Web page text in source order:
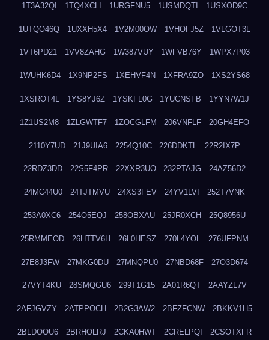
1T3A32QI 1TQ4XCLI 1URGFNU5 1USMDQTI 1USXOD9C
1UTQO46Q 1UXXH5X4 1V2M00OW 1VHOFJ5Z 1VLGOT3L
1VT6PD21 1VV8ZAHG 1W387VUY 1WFVB76Y 1WPX7P03
1WUHK6D4 1X9NP2FS 1XEHVF4N 1XFRA9ZO 1XS2YS68
1XSROT4L 1YS8YJ6Z 1YSKFL0G 1YUCNSFB 1YYN7W1J
1Z1US2M8 1ZLGWTF7 1ZOCGLFM 206VNFLF 20GH4EFO
2110Y7UD 21J9UIA6 2254Q10C 226DDKTL 22R2IX7P
22RDZ3DD 22S5F4PR 22XXR3UO 232PTAJG 24AZ56D2
24MC44U0 24TJTMVU 24XS3FEV 24YV1LVI 252T7VNK
253A0XC6 254O5EQJ 258OBXAU 25JR0XCH 25Q8956U
25RMMEOD 26HTTV6H 26L0HESZ 270L4YOL 276UFPNM
27E8J3FW 27MKG0DU 27MNQPU0 27NBD68F 27O3D674
27VYT4KU 28SMQGU6 299T1G15 2A01R6QT 2AAYZL7V
2AFJGVZY 2ATPPOCH 2B2G3AW2 2BFZFCNW 2BKKV1H5
2BLDOOU6 2BRHOLRJ 2CKA0HWT 2CRELPQI 2CSOTXFR